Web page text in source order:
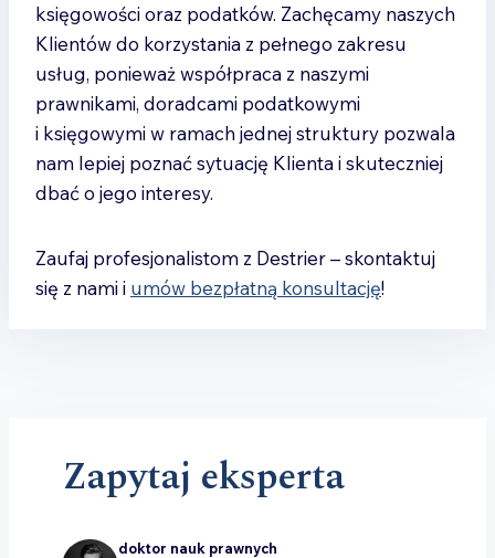
księgowości oraz podatków. Zachęcamy naszych
Klientów do korzystania z pełnego zakresu
usług, ponieważ współpraca z naszymi
prawnikami, doradcami podatkowymi
i księgowymi w ramach jednej struktury pozwala
nam lepiej poznać sytuację Klienta i skuteczniej
dbać o jego interesy.
Zaufaj profesjonalistom z Destrier – skontaktuj
się z nami i umów bezpłatną konsultację!
Zapytaj eksperta
doktor nauk prawnych